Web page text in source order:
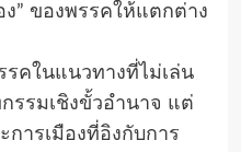
” ของพรรคให้แตกต่าง
รคในแนวทางที่ไม่เล่น
รรมเชิงขั้วอำนาจ แต่
การเมืองที่อิงกับการ